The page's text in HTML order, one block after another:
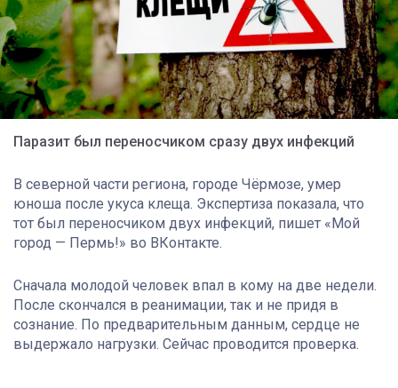
Паразит был переносчиком сразу двух инфекций
В северной части региона, городе Чёрмозе, умер
юноша после укуса клеща. Экспертиза показала, что
тот был переносчиком двух инфекций, пишет «Мой
город — Пермь!» во ВКонтакте.
Сначала молодой человек впал в кому на две недели.
После скончался в реанимации, так и не придя в
сознание. По предварительным данным, сердце не
выдержало нагрузки. Сейчас проводится проверка.